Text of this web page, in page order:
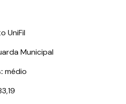
UniFil
Municipal
médio